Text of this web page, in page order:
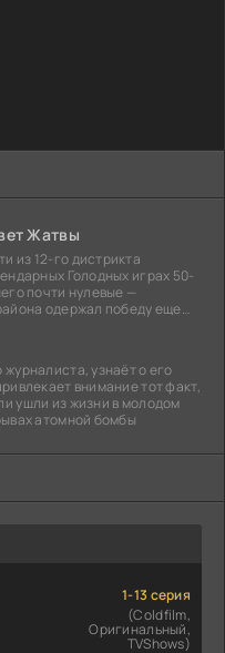
Жатвы
из 12-го дистрикта
Голодных играх 50-
почти нулевые —
одержал победу еще
узнаёт о его
внимание тот факт,
ушли из жизни в молодом
атомной бомбы
1-13 серия
(Coldfilm,
Оригинальный,
TVShows)